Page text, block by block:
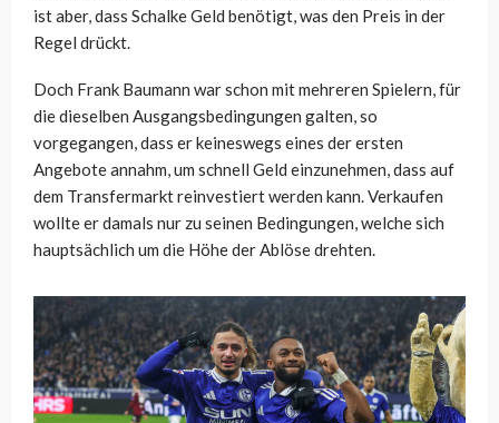
ist aber, dass Schalke Geld benötigt, was den Preis in der
Regel drückt.
Doch Frank Baumann war schon mit mehreren Spielern, für
die dieselben Ausgangsbedingungen galten, so
vorgegangen, dass er keineswegs eines der ersten
Angebote annahm, um schnell Geld einzunehmen, dass auf
dem Transfermarkt reinvestiert werden kann. Verkaufen
wollte er damals nur zu seinen Bedingungen, welche sich
hauptsächlich um die Höhe der Ablöse drehten.